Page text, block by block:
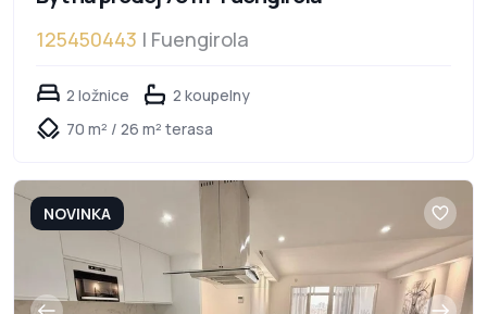
125450443 | Fuengirola
2 ložnice
2 koupelny
70 m² / 26 m² terasa
NOVINKA